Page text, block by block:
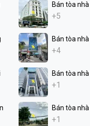
Bán tòa
+5
Bán tòa
+4
Bán tòa
+1
Bán tòa
+1